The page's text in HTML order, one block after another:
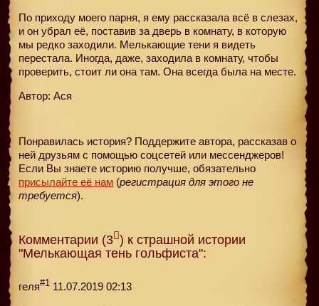
По приходу моего парня, я ему рассказала всё в слезах,
и он убрал её, поставив за дверь в комнату, в которую
мы редко заходили. Мелькающие тени я видеть
перестала. Иногда, даже, заходила в комнату, чтобы
проверить, стоит ли она там. Она всегда была на месте.
Автор: Ася
Понравилась история? Поддержите автора, рассказав о
ней друзьям с помощью соцсетей или мессенджеров!
Если Вы знаете историю получше, обязательно
присылайте её нам (регистрация для этого не
требуется).
Комментарии (3 ) к страшной истории
"Мелькающая тень гольфиста":
геля#1 11.07.2019 02:13